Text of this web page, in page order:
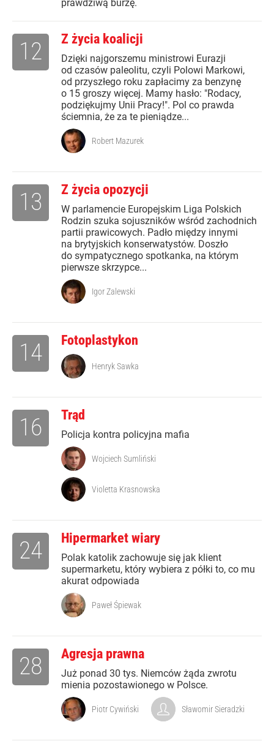
prawdziwą burzę.
Z życia koalicji
Dzięki najgorszemu ministrowi Eurazji
od czasów paleolitu, czyli Polowi Markowi,
od przyszłego roku zapłacimy za benzynę
o 15 groszy więcej. Mamy hasło: "Rodacy,
podziękujmy Unii Pracy!". Pol co prawda
ściemnia, że za te pieniądze...
12
Robert Mazurek
Z życia opozycji
W parlamencie Europejskim Liga Polskich
Rodzin szuka sojuszników wśród zachodnich
partii prawicowych. Padło między innymi
na brytyjskich konserwatystów. Doszło
do sympatycznego spotkanka, na którym
pierwsze skrzypce...
13
Igor Zalewski
Fotoplastykon
14 Henryk Sawka
Trąd
Policja kontra policyjna mafia
16
Wojciech Sumliński
Violetta Krasnowska
Hipermarket wiary
Polak katolik zachowuje się jak klient
supermarketu, który wybiera z półki to, co mu
akurat odpowiada
24
Paweł Śpiewak
Agresja prawna
Już ponad 30 tys. Niemców żąda zwrotu
mienia pozostawionego w Polsce.
28
Piotr Cywiński Sławomir Sieradzki